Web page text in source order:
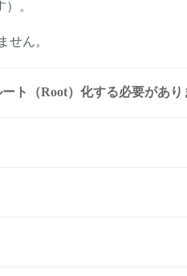
。
せん。
ト（Root）化する必要があり